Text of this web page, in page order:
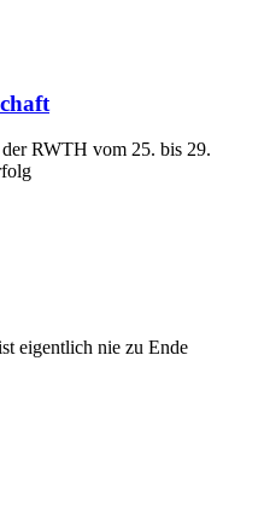
RWTH vom 25. bis 29.
eigentlich nie zu Ende